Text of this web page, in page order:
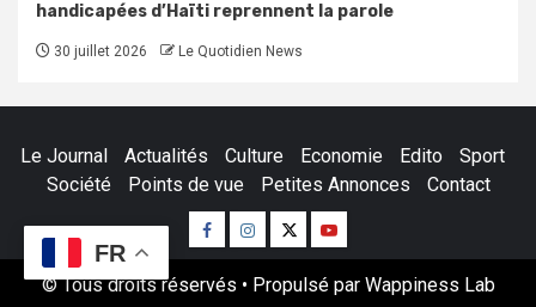
handicapées d’Haïti reprennent la parole
30 juillet 2026 Le Quotidien News
Le Journal Actualités Culture Economie Edito
Sport
Société
Points de vue Petites Annonces Contact
Facebook
Instagram
TwitterYoutube
© Tous droits réservés • Propulsé par Wappiness Lab
FR